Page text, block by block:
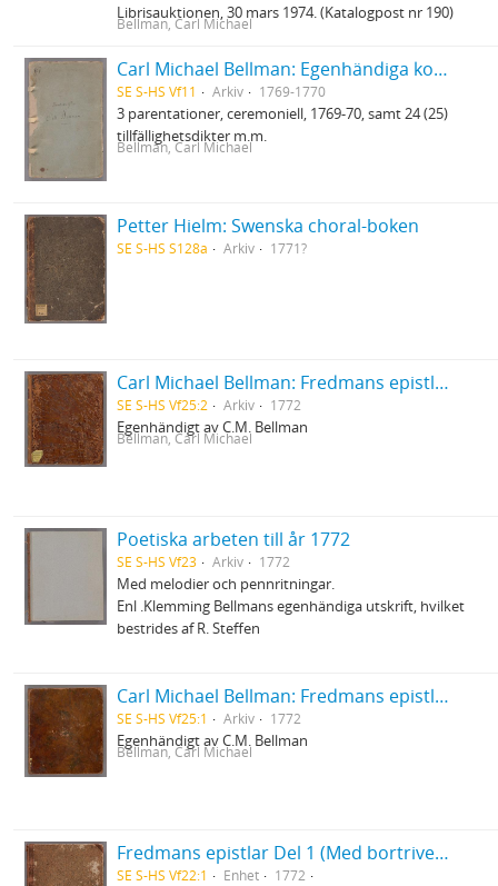
Librisauktionen, 30 mars 1974. (Katalogpost nr 190)
Bellman, Carl Michael
Carl Michael Bellman: Egenhändiga koncepter
SE S-HS Vf11 Arkiv 1769-1770
3 parentationer, ceremoniell, 1769-70, samt 24 (25)
tillfällighetsdikter m.m.
Bellman, Carl Michael
Petter Hielm: Swenska choral-boken
SE S-HS S128a Arkiv 1771?
Carl Michael Bellman: Fredmans epistlar [dedicerade till J.D. Duwall] Del 2
SE S-HS Vf25:2 Arkiv 1772
Egenhändigt av C.M. Bellman
Bellman, Carl Michael
Poetiska arbeten till år 1772
SE S-HS Vf23 Arkiv 1772
Med melodier och pennritningar.
Enl .Klemming Bellmans egenhändiga utskrift, hvilket
bestrides af R. Steffen
Carl Michael Bellman: Fredmans epistlar [dedicerade till J.D. Duwall] Del 1
SE S-HS Vf25:1 Arkiv 1772
Egenhändigt av C.M. Bellman
Bellman, Carl Michael
Fredmans epistlar Del 1 (Med bortriven dedikation)
SE S-HS Vf22:1 Enhet
1772